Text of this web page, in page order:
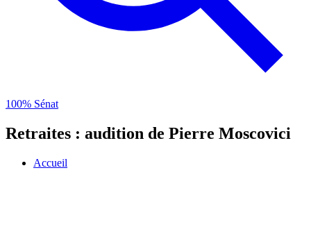
100% Sénat
Retraites : audition de Pierre Moscovici
Accueil